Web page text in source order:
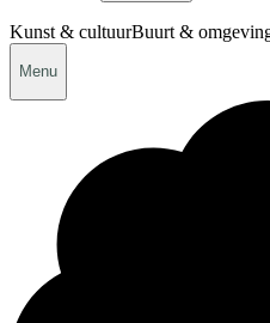
Kunst & cultuurBuurt &
Menu